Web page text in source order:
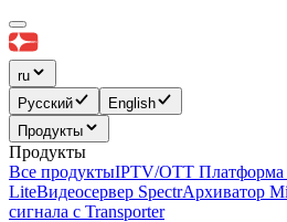
ru
Русский
English
Продукты
Продукты
Все продуктыIPTV/OTT Платформа
LiteВидеосервер SpectrАрхиватор
сигнала с Transporter